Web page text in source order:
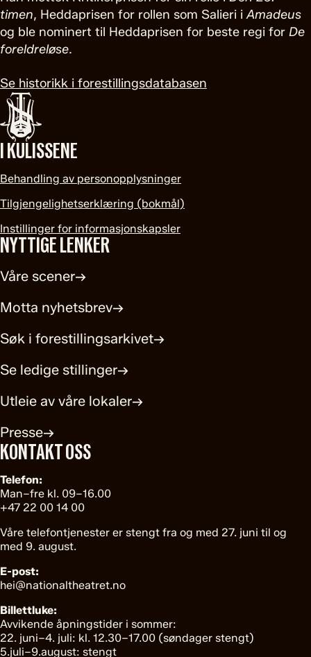
timen, Heddaprisen for rollen som Salieri iAmadeus
og ble nominert til Heddaprisen for beste regi for De
foreldreløse.
Se historikk i forestillingsdatabasen
I KULISSENE
Behandling av personopplysninger
Tilgjengelighetserklæring (bokmål)
Instillinger for informasjonskapsler
NYTTIGE LENKER
Våre scener→
Motta nyhetsbrev→
Søk i forestillingsarkivet→
Se ledige stillinger→
Utleie av våre lokaler→
Presse→
KONTAKT OSS
Telefon:
Man–fre kl. 09–16.00
+47 22 00 14 00
Våre telefontjenester er stengt fra og med 27. juni til og
med 9. august.
E-post:
hei@nationaltheatret.no
Billettluke:
Avvikende åpningstider i sommer:
22. juni–4. juli: kl. 12.30–17.00 (søndager stengt)
5.juli–9.august: stengt